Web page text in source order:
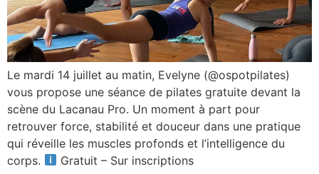
Le mardi 14 juillet au matin, Evelyne (@ospotpilates)
vous propose une séance de pilates gratuite devant la
scène du Lacanau Pro. Un moment à part pour
retrouver force, stabilité et douceur dans une pratique
qui réveille les muscles profonds et l’intelligence du
corps.
Gratuit – Sur inscriptions